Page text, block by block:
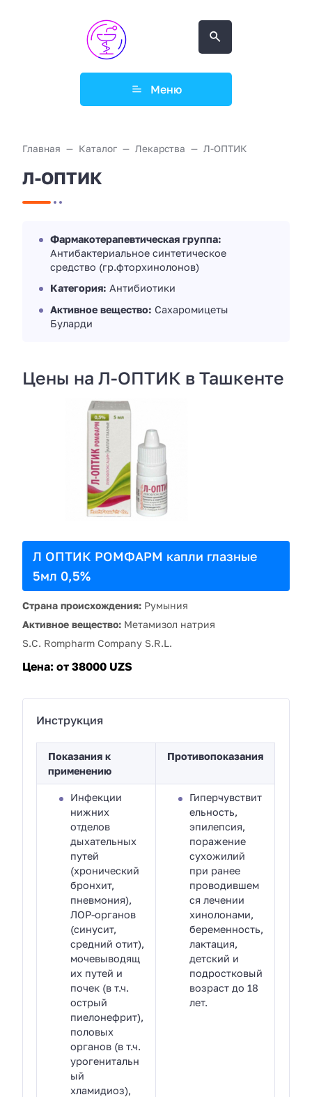
Меню
Главная Каталог Лекарства Л-ОПТИК
Л-ОПТИК
Фармакотерапевтическая группа:
Антибактериальное синтетическое
средство (гр.фторхинолонов)
Категория: Антибиотики
Активное вещество: Сахаромицеты
Буларди
Цены на Л-ОПТИК в Ташкенте
Л ОПТИК РОМФАРМ капли глазные
5мл 0,5%
Страна происхождения: Румыния
Активное вещество: Метамизол натрия
S.C. Rompharm Company S.R.L.
Цена: от 38000 UZS
Инструкция
Показания к
применению
Противопоказания
Инфекции
нижних
отделов
дыхательных
путей
(хронический
бронхит,
пневмония),
ЛОР-органов
(синусит,
средний отит),
мочевыводящ
их путей и
почек (в т.ч.
острый
пиелонефрит),
половых
органов (в т.ч.
урогенитальн
ый
хламидиоз),
Гиперчувствит
ельность,
эпилепсия,
поражение
сухожилий
при ранее
проводившем
ся лечении
хинолонами,
беременность,
лактация,
детский и
подростковый
возраст до 18
лет.